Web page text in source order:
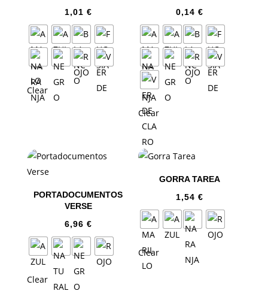
1,01 €
Clear
0,14€
Clear
PORTADOCUMENTOS
VERSE
6,96 €
Clear
GORRA TAREA
1,54€
Clear